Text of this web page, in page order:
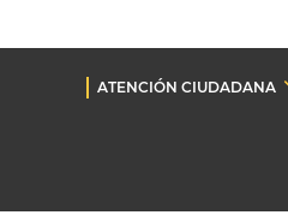
ATENCIÓN CIUDADANA